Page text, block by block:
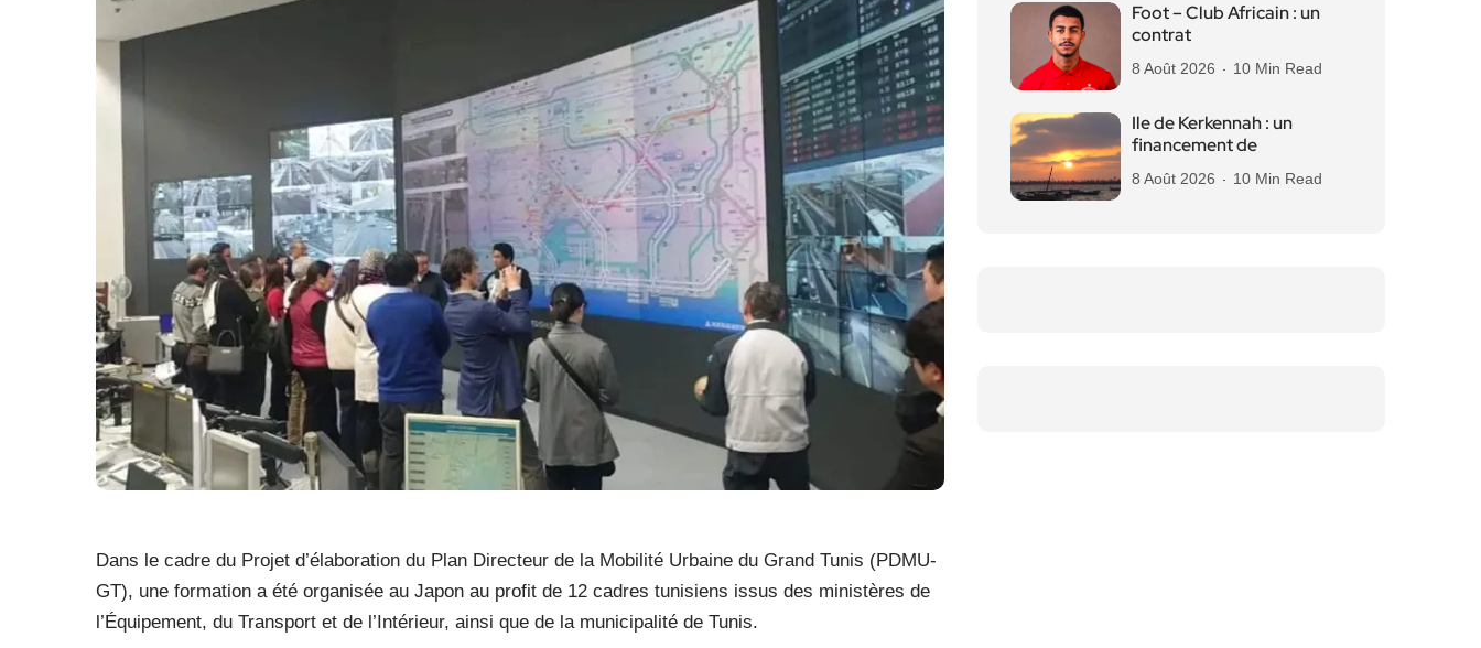
Dans le cadre du Projet d’élaboration du Plan Directeur de la Mobilité Urbaine du Grand Tunis (PDMU-
GT), une formation a été organisée au Japon au profit de 12 cadres tunisiens issus des ministères de
l’Équipement, du Transport et de l’Intérieur, ainsi que de la municipalité de Tunis.
Foot – Club Africain : un
contrat
8 Août 2026 10 Min Read
Ile de Kerkennah : un
financement de
8 Août 2026 10 Min Read